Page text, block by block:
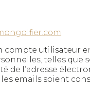
compte utilisateur
telles que
de l’adresse
emails soient